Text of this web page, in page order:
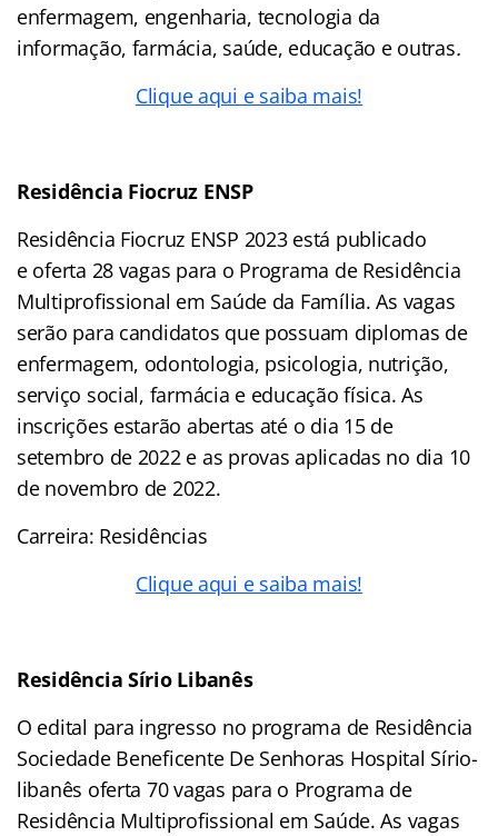
enfermagem, engenharia, tecnologia da
informação, farmácia, saúde, educação e outras.
Clique aqui e saiba mais!
Residência Fiocruz ENSP
Residência Fiocruz ENSP 2023 está publicado
e oferta 28 vagas para o Programa de Residência
Multiprofissional em Saúde da Família. As vagas
serão para candidatos que possuam diplomas de
enfermagem, odontologia, psicologia, nutrição,
serviço social, farmácia e educação física. As
inscrições estarão abertas até o dia 15 de
setembro de 2022 e as provas aplicadas no dia 10
de novembro de 2022.
Carreira: Residências
Clique aqui e saiba mais!
Residência Sírio Libanês
O edital para ingresso no programa de Residência
Sociedade Beneficente De Senhoras Hospital Sírio-
libanês oferta 70 vagas para o Programa de
Residência Multiprofissional em Saúde. As vagas